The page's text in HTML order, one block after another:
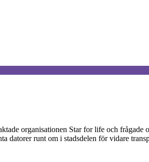
organisationen Star for life och
datorer runt om i stadsdelen för vidare